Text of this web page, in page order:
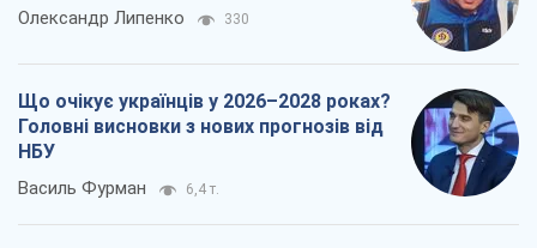
Олександр Липенко 330
Що очікує українців у 2026–2028 роках?
Головні висновки з нових прогнозів від
НБУ
Василь Фурман 6,4 т.